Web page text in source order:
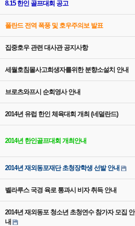
8.15 한인 골프대회 공고
폴란드 전역 폭풍 및 호우주의보 발표
집중호우 관련 대사관 공지사항
세월호침몰사고희생자를위한 분향소설치 안내
브로츠와프시 순회영사 안내
2014년 유럽 한인 체육대회 개최 (네덜란드)
2014년 한인골프대회 개최안내
2014년 재외동포재단 초청장학생 선발 안내
벨라루스 국경 육로 통과시 비자 취득 안내
2014년 재외동포 청소년 초청연수 참가자 모집 안
내